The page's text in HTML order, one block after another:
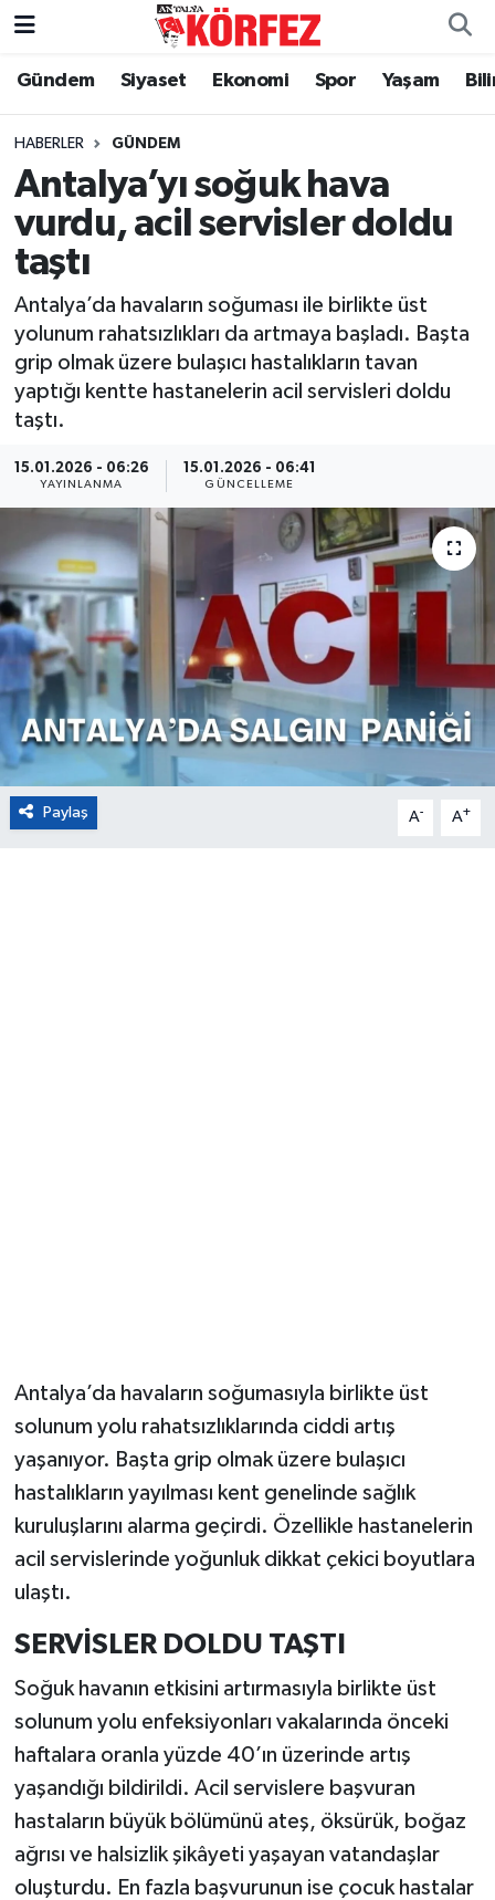
Gündem Siyaset Ekonomi Spor Yaşam
HABERLER GÜNDEM
Antalya’yı soğuk hava
vurdu, acil servisler doldu
taştı
Antalya’da havaların soğuması ile birlikte üst
yolunum rahatsızlıkları da artmaya başladı. Başta
grip olmak üzere bulaşıcı hastalıkların tavan
yaptığı kentte hastanelerin acil servisleri doldu
taştı.
15.01.2026 - 06:26
YAYINLANMA
15.01.2026 - 06:41
GÜNCELLEME
Paylaş A- A+
Antalya’da havaların soğumasıyla birlikte üst
solunum yolu rahatsızlıklarında ciddi artış
yaşanıyor. Başta grip olmak üzere bulaşıcı
hastalıkların yayılması kent genelinde sağlık
kuruluşlarını alarma geçirdi. Özellikle hastanelerin
acil servislerinde yoğunluk dikkat çekici boyutlara
ulaştı.
SERVİSLER DOLDU TAŞTI
Soğuk havanın etkisini artırmasıyla birlikte üst
solunum yolu enfeksiyonları vakalarında önceki
haftalara oranla yüzde 40’ın üzerinde artış
yaşandığı bildirildi. Acil servislere başvuran
hastaların büyük bölümünü ateş, öksürük, boğaz
ağrısı ve halsizlik şikâyeti yaşayan vatandaşlar
oluşturdu. En fazla başvurunun ise çocuk hastalar
Gündem
Siyaset
Yerel Yönetim
Ekonomi
Spor
Yaşam
Asayiş
Dünya
Eğitim
Sağlık
Magazin
Turizm
Çevre
Kültür ve Sanat
Nöbetçi Eczaneler
Hava Durumu
Trafik Durumu
Süper Lig Puan Durumu ve Fikstür
Tüm Manşetler
Son Dakika Haberleri
Haber Arşivi